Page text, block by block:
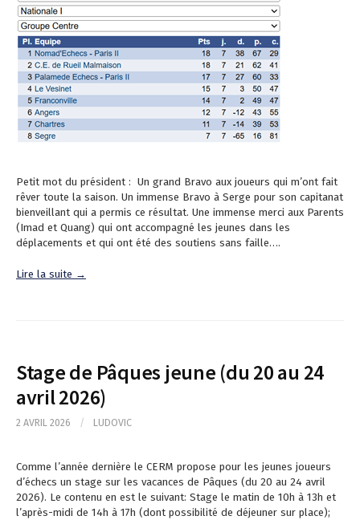
Petit mot du président : Un grand Bravo aux joueurs qui m’ont fait
rêver toute la saison. Un immense Bravo à Serge pour son capitanat
bienveillant qui a permis ce résultat. Une immense merci aux Parents
(Imad et Quang) qui ont accompagné les jeunes dans les
déplacements et qui ont été des soutiens sans faille….
Lire la suite →
Stage de Pâques jeune (du 20 au 24
avril 2026)
2 AVRIL 2026 / LUDOVIC
Comme l’année dernière le CERM propose pour les jeunes joueurs
d’échecs un stage sur les vacances de Pâques (du 20 au 24 avril
2026). Le contenu en est le suivant: Stage le matin de 10h à 13h et
l’après-midi de 14h à 17h (dont possibilité de déjeuner sur place);